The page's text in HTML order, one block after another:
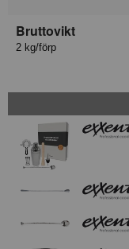
Bruttovikt
2 kg/förp